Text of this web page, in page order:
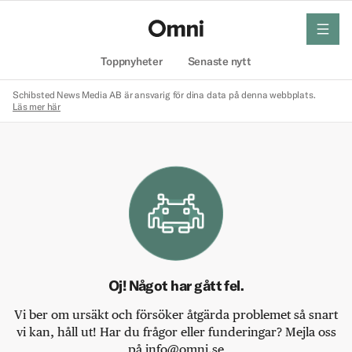
Toppnyheter Senaste nytt
meny
Schibsted News Media AB är ansvarig för dina data på denna webbplats.
Läs mer här
Oj! Något har gått fel.
Vi ber om ursäkt och försöker åtgärda problemet så snart
vi kan, håll ut! Har du frågor eller funderingar? Mejla oss